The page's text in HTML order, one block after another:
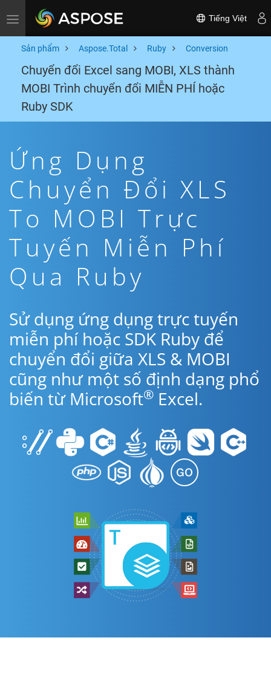
Toggle navigation Tiếng Việt
Sản phẩm Aspose.Total Ruby Conversion
Chuyển đổi Excel sang MOBI, XLS thành
MOBI Trình chuyển đổi MIỄN PHÍ hoặc
Ruby SDK
Ứng Dụng
Chuyển Đổi XLS
To MOBI Trực
Tuyến Miễn Phí
Qua Ruby
Sử dụng ứng dụng trực tuyến
miễn phí hoặc SDK Ruby để
chuyển đổi giữa XLS & MOBI
cũng như một số định dạng phổ
biến từ Microsoft® Excel.